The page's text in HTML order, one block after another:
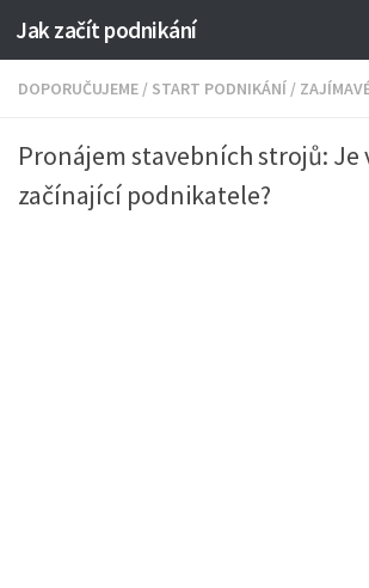
Jak začít podnikání
DOPORUČUJEME / START PODNIKÁNÍ /
Pronájem stavebních strojů: Je
začínající podnikatele?